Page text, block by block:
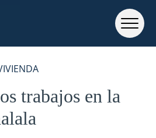
trabajos en la